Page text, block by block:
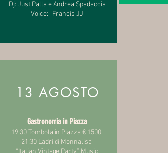
Dj: Just Palla e Andrea Spadaccia
Voice: Francis JJ
13 AGOSTO
Gastronomia in Piazza
19:30 Tombola in Piazza € 1500
21:30 Ladri di Monnalisa
“Italian Vintage Party” Music